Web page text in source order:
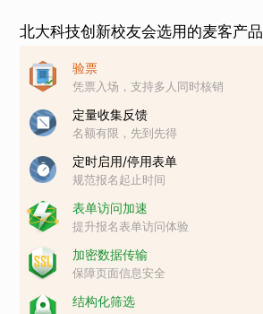
北大科技创新校友会选用的麦客产品
验票
凭票入场，支持多人同时核销
定量收集反馈
名额有限，先到先得
定时启用/停用表单
规范报名起止时间
表单访问加速
提升报名表单访问体验
加密数据传输
保障页面信息安全
结构化筛选